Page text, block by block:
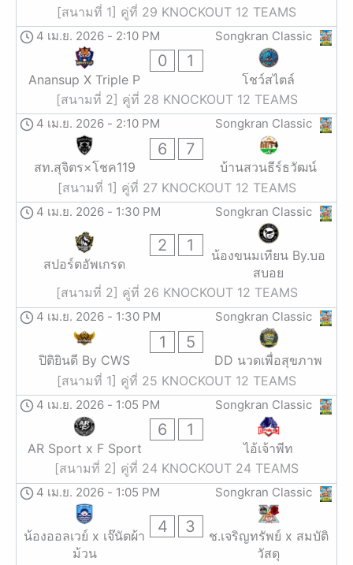
[สนามที่ 1] คู่ที่ 29 KNOCKOUT 12 TEAMS
Songkran Classic
4 เม.ย. 2026 - 2:10 PM
Anansup X Triple P
0 1
โชว์สไตล์
[สนามที่ 2] คู่ที่ 28 KNOCKOUT 12 TEAMS
Songkran Classic
4 เม.ย. 2026 - 2:10 PM
สท.สุจิตร×โชค119
6 7
บ้านสวนธีร์ธวัฒน์
[สนามที่ 1] คู่ที่ 27 KNOCKOUT 12 TEAMS
Songkran Classic
4 เม.ย. 2026 - 1:30 PM
สปอร์ตอัพเกรด
2 1
น้องขนมเทียน By.บอ
สบอย
[สนามที่ 2] คู่ที่ 26 KNOCKOUT 12 TEAMS
Songkran Classic
4 เม.ย. 2026 - 1:30 PM
ปิติยินดี By CWS
1 5
DD นวดเพื่อสุขภาพ
[สนามที่ 1] คู่ที่ 25 KNOCKOUT 12 TEAMS
Songkran Classic
4 เม.ย. 2026 - 1:05 PM
AR Sport x F Sport
6 1
ไอ้เจ้าพีท
[สนามที่ 2] คู่ที่ 24 KNOCKOUT 24 TEAMS
Songkran Classic
4 เม.ย. 2026 - 1:05 PM
น้องออลเวย์ x เจ๊นัตผ้า
ม้วน
4 3
ช.เจริญทรัพย์ x สมบัติ
วัสดุ